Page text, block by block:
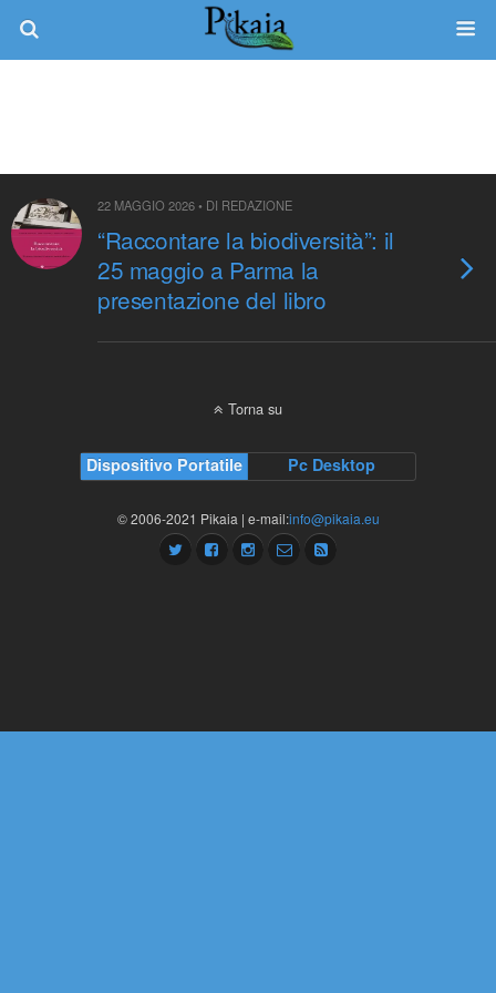
22 MAGGIO 2026 • DI REDAZIONE
“Raccontare la biodiversità”: il
25 maggio a Parma la
presentazione del libro
Torna su
Dispositivo Portatile Pc Desktop
© 2006-2021 Pikaia | e-mail:info@pikaia.eu